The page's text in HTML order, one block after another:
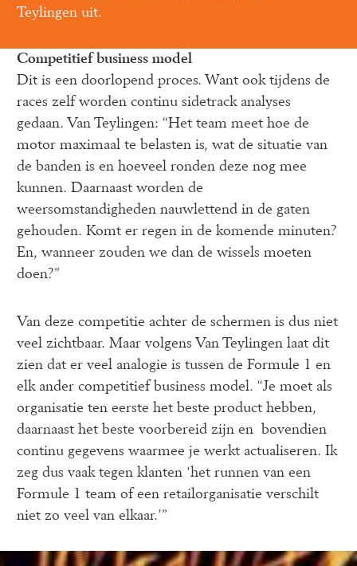
Teylingen uit.
Competitief business model
Dit is een doorlopend proces. Want ook tijdens de
races zelf worden continu sidetrack analyses
gedaan. Van Teylingen: “Het team meet hoe de
motor maximaal te belasten is, wat de situatie van
de banden is en hoeveel ronden deze nog mee
kunnen. Daarnaast worden de
weersomstandigheden nauwlettend in de gaten
gehouden. Komt er regen in de komende minuten?
En, wanneer zouden we dan de wissels moeten
doen?”
Van deze competitie achter de schermen is dus niet
veel zichtbaar. Maar volgens Van Teylingen laat dit
zien dat er veel analogie is tussen de Formule 1 en
elk ander competitief business model. “Je moet als
organisatie ten eerste het beste product hebben,
daarnaast het beste voorbereid zijn en  bovendien
continu gegevens waarmee je werkt actualiseren. Ik
zeg dus vaak tegen klanten ‘het runnen van een
Formule 1 team of een retailorganisatie verschilt
niet zo veel van elkaar.’”